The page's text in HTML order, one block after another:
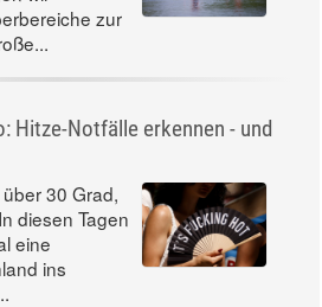
zur
Hitze-Notfälle erkennen - und
30 Grad,
diesen Tagen
eine
ins